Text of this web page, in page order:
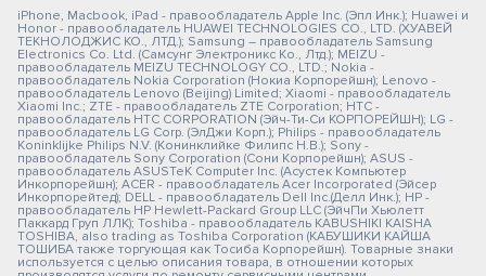
iPhone, Macbook, iPad - правообладатель Apple Inc. (Эпл Инк.); Huawei и
Honor - правообладатель HUAWEI TECHNOLOGIES CO., LTD. (ХУАВЕЙ
ТЕКНОЛОДЖИС КО., ЛТД.); Samsung – правообладатель Samsung
Electronics Co. Ltd. (Самсунг Электроникс Ко., Лтд.); MEIZU -
правообладатель MEIZU TECHNOLOGY CO., LTD.; Nokia -
правообладатель Nokia Corporation (Нокиа Корпорейшн); Lenovo -
правообладатель Lenovo (Beijing) Limited; Xiaomi - правообладатель
Xiaomi Inc.; ZTE - правообладатель ZTE Corporation; HTC -
правообладатель HTC CORPORATION (Эйч-Ти-Си КОРПОРЕЙШН); LG -
правообладатель LG Corp. (ЭлДжи Корп.); Philips - правообладатель
Koninklijke Philips N.V. (Конинклийке Филипс Н.В.); Sony -
правообладатель Sony Corporation (Сони Корпорейшн); ASUS -
правообладатель ASUSTeK Computer Inc. (Асустек Компьютер
Инкорпорейшн); ACER - правообладатель Acer Incorporated (Эйсер
Инкорпорейтед); DELL - правообладатель Dell Inc.(Делл Инк.); HP -
правообладатель HP Hewlett-Packard Group LLC (ЭйчПи Хьюлетт
Паккард Груп ЛЛК); Toshiba - правообладатель KABUSHIKI KAISHA
TOSHIBA, also trading as Toshiba Corporation (КАБУШИКИ КАЙША
ТОШИБА также торгующая как Тосиба Корпорейшн). Товарные знаки
используется с целью описания товара, в отношении которых